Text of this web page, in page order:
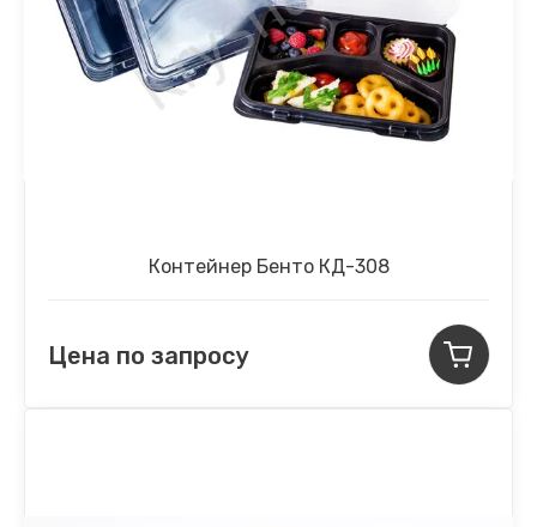
Контейнер Бенто КД-308
Цена по запросу